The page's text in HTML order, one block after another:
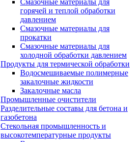
Смазочные материалы для
горячей и теплой обработки
давлением
Смазочные материалы для
прокатки
Смазочные материалы для
холодной обработки давлением
Продукты для термической обработки
Водосмешиваемые полимерные
закалочные жидкости
Закалочные масла
Промышленные очистители
Разделительные составы для бетона и
газобетона
Стекольная промышленность и
высокотемпературные продукты